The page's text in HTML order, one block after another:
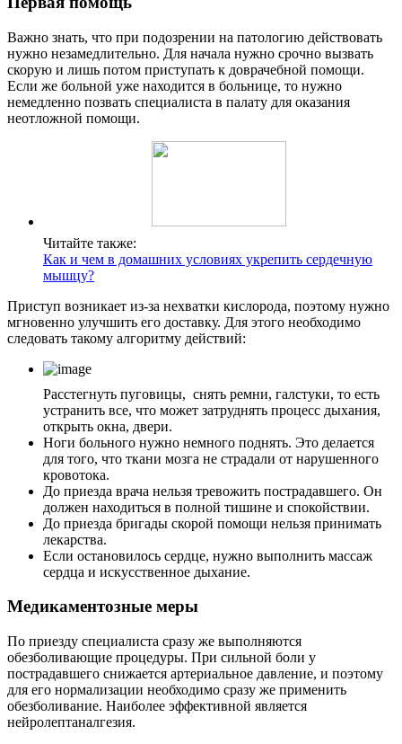
Важно знать, что при подозрении на патологию действовать
нужно незамедлительно. Для начала нужно срочно вызвать
скорую и лишь потом приступать к доврачебной помощи.
Если же больной уже находится в больнице, то нужно
немедленно позвать специалиста в палату для оказания
неотложной помощи.
Читайте также:
Как и чем в домашних условиях укрепить сердечную
мышцу?
Приступ возникает из-за нехватки кислорода, поэтому нужно
мгновенно улучшить его доставку. Для этого необходимо
следовать такому алгоритму действий:
Расстегнуть пуговицы, снять ремни, галстуки, то есть
устранить все, что может затруднять процесс дыхания,
открыть окна, двери.
Ноги больного нужно немного поднять. Это делается
для того, что ткани мозга не страдали от нарушенного
кровотока.
До приезда врача нельзя тревожить пострадавшего. Он
должен находиться в полной тишине и спокойствии.
До приезда бригады скорой помощи нельзя принимать
лекарства.
Если остановилось сердце, нужно выполнить массаж
сердца и искусственное дыхание.
Медикаментозные меры
По приезду специалиста сразу же выполняются
обезболивающие процедуры. При сильной боли у
пострадавшего снижается артериальное давление, и поэтому
для его нормализации необходимо сразу же применить
обезболивание. Наиболее эффективной является
нейролептаналгезия.